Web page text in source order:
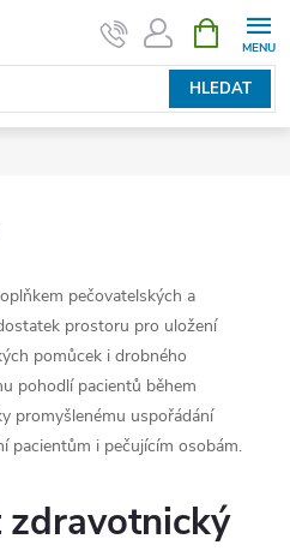
HLEDAT
NÁKUPNÍ
KOŠÍK
pečovatelských a
prostoru pro uložení
pomůcek i drobného
pohodlí pacientů během
promyšlenému uspořádání
pacientům i pečujícím osobám.
zdravotnický